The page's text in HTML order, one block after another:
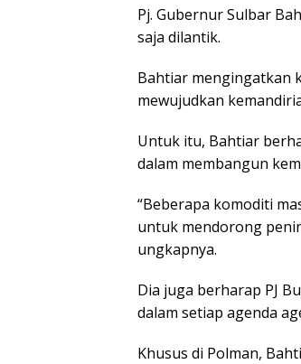
Pj. Gubernur Sulbar
saja dilantik.
Bahtiar mengingatkan
mewujudkan
Untuk itu, Bahtiar
dalam membangun
“Beberapa komoditi
untuk mendorong
ungkapnya.
Dia juga berharap PJ
dalam setiap agenda
Khusus di Polman,